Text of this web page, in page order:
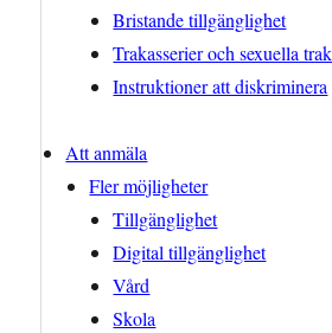
Bristande tillgänglighet
Trakasserier och sexuella
Instruktioner att diskriminera
Att anmäla
Fler möjligheter
Tillgänglighet
Digital tillgänglighet
Vård
Skola